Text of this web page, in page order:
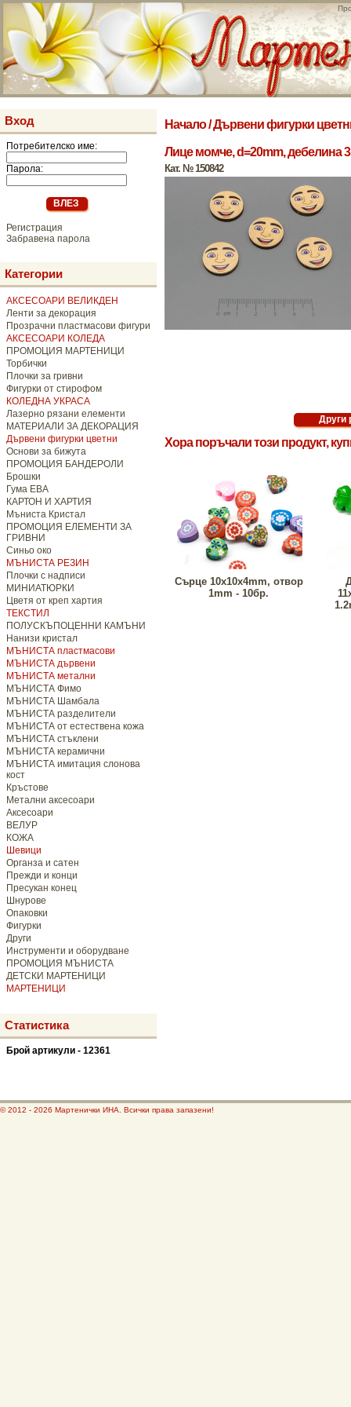
Вход
Потребителско име:
Парола:
Регистрация
Забравена парола
Категории
АКСЕСОАРИ ВЕЛИКДЕН
Ленти за декорация
Прозрачни пластмасови фигури
АКСЕСОАРИ КОЛЕДА
ПРОМОЦИЯ МАРТЕНИЦИ
Торбички
Плочки за гривни
Фигурки от стирофом
КОЛЕДНА УКРАСА
Лазерно рязани елементи
МАТЕРИАЛИ ЗА ДЕКОРАЦИЯ
Дървени фигурки цветни
Основи за бижута
ПРОМОЦИЯ БАНДЕРОЛИ
Брошки
Гума ЕВА
КАРТОН И ХАРТИЯ
Мъниста Кристал
ПРОМОЦИЯ ЕЛЕМЕНТИ ЗА
ГРИВНИ
Синьо око
МЪНИСТА РЕЗИН
Плочки с надписи
МИНИАТЮРКИ
Цветя от креп хартия
ТЕКСТИЛ
ПОЛУСКЪПОЦЕННИ КАМЪНИ
Нанизи кристал
МЪНИСТА пластмасови
МЪНИСТА дървени
МЪНИСТА метални
МЪНИСТА Фимо
МЪНИСТА Шамбала
МЪНИСТА разделители
МЪНИСТА от естествена кожа
МЪНИСТА стъклени
МЪНИСТА керамични
МЪНИСТА имитация слонова
кост
Кръстове
Метални аксесоари
Аксесоари
ВЕЛУР
КОЖА
Шевици
Органза и сатен
Прежди и конци
Пресукан конец
Шнурове
Опаковки
Фигурки
Други
Инструменти и оборудване
ПРОМОЦИЯ МЪНИСТА
ДЕТСКИ МАРТЕНИЦИ
МАРТЕНИЦИ
Статистика
Брой артикули - 12361
Начало/Дървени фигурки
Лице момче, d=20mm, дебелина
Кат. № 150842
Хора поръчали този продукт,
Сърце 10х10х4mm, отвор
1mm - 10бр.
© 2012 - 2026 Мартенички ИНА. Всички права запазени!